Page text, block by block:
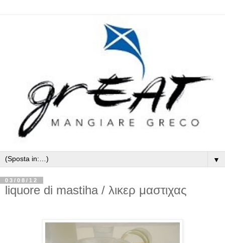
▼
03/08/12
liquore di mastiha / λικερ μαστιχας